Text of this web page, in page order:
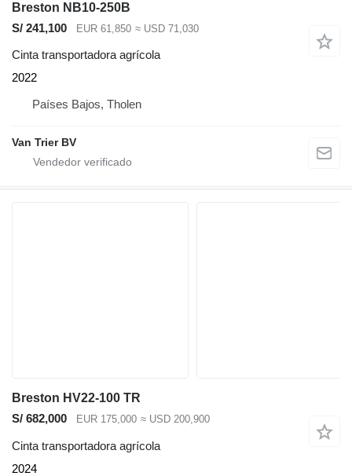
Breston NB10-250B
S/ 241,100
EUR 61,850 ≈ USD 71,030
Cinta transportadora agrícola
2022
Países Bajos, Tholen
Van Trier BV
Breston HV22-100 TR
S/ 682,000
EUR 175,000 ≈ USD 200,900
Cinta transportadora agrícola
2024